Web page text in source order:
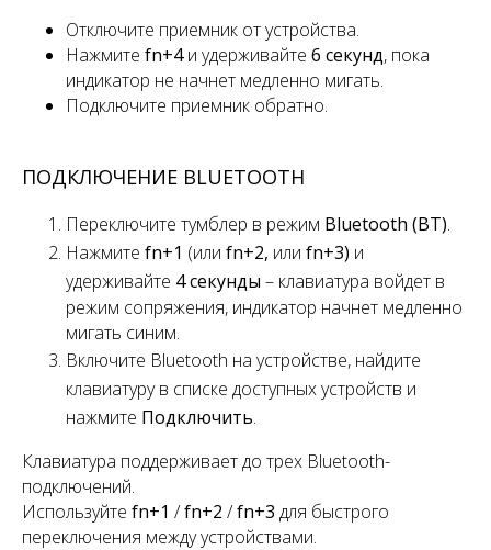
Отключите приемник от устройства.
Нажмите fn+4и удерживайте 6 секунд, пока
индикатор не начнет медленно мигать.
Подключите приемник обратно.
ПОДКЛЮЧЕНИЕ BLUETOOTH
Переключите тумблер в режим Bluetooth (BT).
Нажмите fn+1 (или fn+2, или fn+3) и
удерживайте 4 секунды – клавиатура войдет в
режим сопряжения, индикатор начнет медленно
мигать синим.
Включите Bluetooth на устройстве, найдите
клавиатуру в списке доступных устройств и
нажмите Подключить.
Клавиатура поддерживаетдо трех Bluetooth-
подключений.
Используйте fn+1 /fn+2 /fn+3 для быстрого
переключения между устройствами.